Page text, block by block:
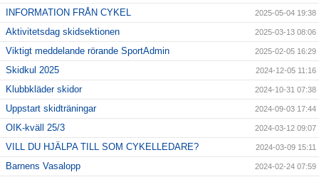
INFORMATION FRÅN CYKEL 2025-05-04 19:38
Aktivitetsdag skidsektionen 2025-03-13 08:06
Viktigt meddelande rörande SportAdmin 2025-02-05 16:29
Skidkul 2025 2024-12-05 11:16
Klubbkläder skidor 2024-10-31 07:38
Uppstart skidträningar 2024-09-03 17:44
OIK-kväll 25/3 2024-03-12 09:07
VILL DU HJÄLPA TILL SOM CYKELLEDARE? 2024-03-09 15:11
Barnens Vasalopp 2024-02-24 07:59